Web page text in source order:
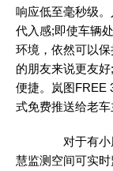
响应低至毫秒级
代入感;即使车辆
环境，依然可以
的朋友来说更友
便捷。岚图FREE
式免费推送给老车
对于有小朋友
慧监测空间可实